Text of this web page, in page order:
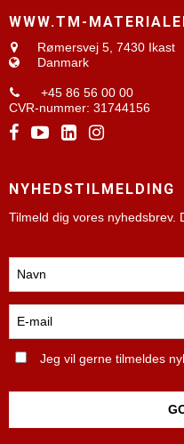
WWW.TM-
Rømersvej 5, 7430 Ikast
Danmark
+45 86 56 00 00
CVR-nummer: 31744156
NYHEDSTILMELDING
Tilmeld dig vores nyhedsbrev.
Jeg vil gerne tilmeldes